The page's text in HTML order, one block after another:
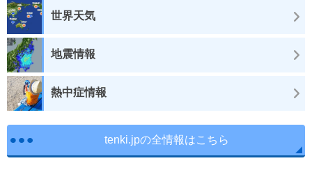
世界天気
地震情報
熱中症情報
tenki.jpの全情報はこちら